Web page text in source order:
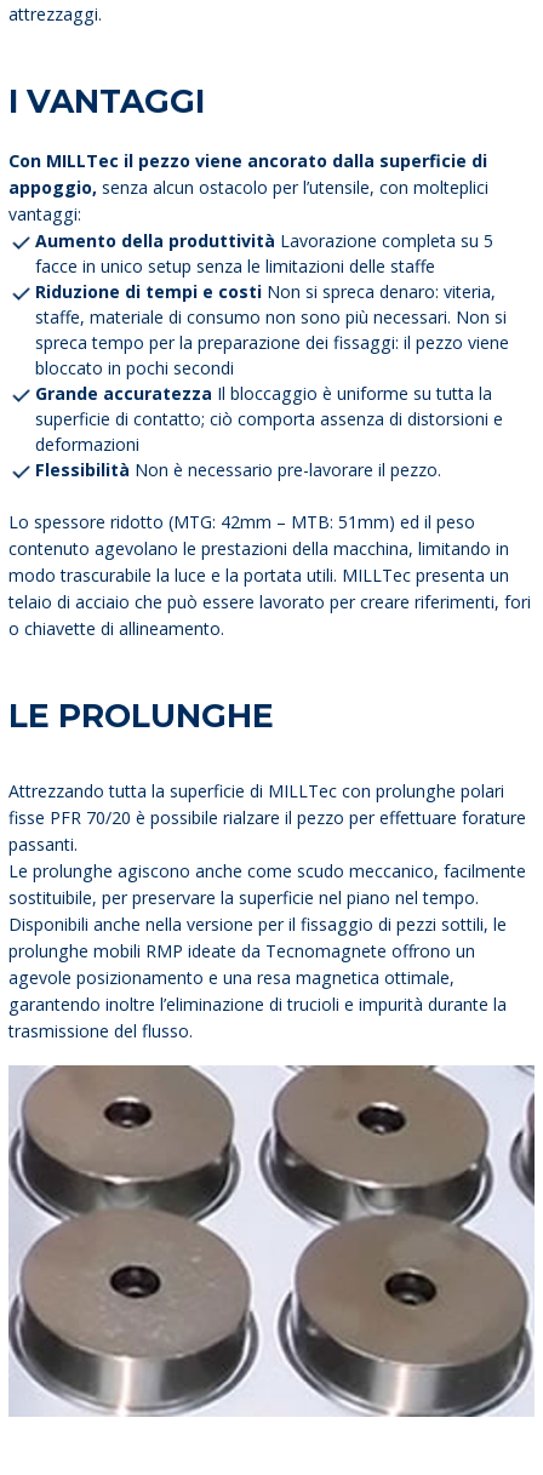
attrezzaggi.
I VANTAGGI
Con MILLTec il pezzo viene ancorato dalla superficie di
appoggio, senza alcun ostacolo per l’utensile, con molteplici
vantaggi:
Aumento della produttività Lavorazione completa su 5
facce in unico setup senza le limitazioni delle staffe
Riduzione di tempi e costi Non si spreca denaro: viteria,
staffe, materiale di consumo non sono più necessari. Non si
spreca tempo per la preparazione dei fissaggi: il pezzo viene
bloccato in pochi secondi
Grande accuratezza Il bloccaggio è uniforme su tutta la
superficie di contatto; ciò comporta assenza di distorsioni e
deformazioni
Flessibilità Non è necessario pre-lavorare il pezzo.
Lo spessore ridotto (MTG: 42mm – MTB: 51mm) ed il peso
contenuto agevolano le prestazioni della macchina, limitando in
modo trascurabile la luce e la portata utili. MILLTec presenta un
telaio di acciaio che può essere lavorato per creare riferimenti, fori
o chiavette di allineamento.
LE PROLUNGHE
Attrezzando tutta la superficie di MILLTec con prolunghe polari
fisse PFR 70/20 è possibile rialzare il pezzo per effettuare forature
passanti.
Le prolunghe agiscono anche come scudo meccanico, facilmente
sostituibile, per preservare la superficie nel piano nel tempo.
Disponibili anche nella versione per il fissaggio di pezzi sottili, le
prolunghe mobili RMP ideate da Tecnomagnete offrono un
agevole posizionamento e una resa magnetica ottimale,
garantendo inoltre l’eliminazione di trucioli e impurità durante la
trasmissione del flusso.